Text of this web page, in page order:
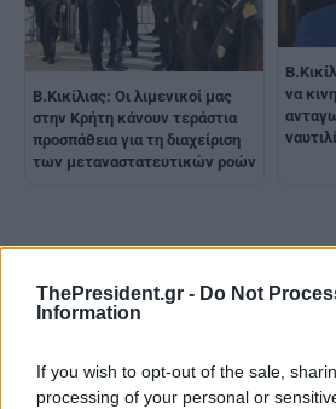
ThePresident.gr - Do Not
Information
If you wish to opt-out of the sale,
processing of your personal or
Β.Κικίλιας: Οι λιμενικοί μας
στην Κρήτη κάνουν τεράστια
προσπάθεια για τη διαχείριση
των μεταναστατευτικών ροών
να